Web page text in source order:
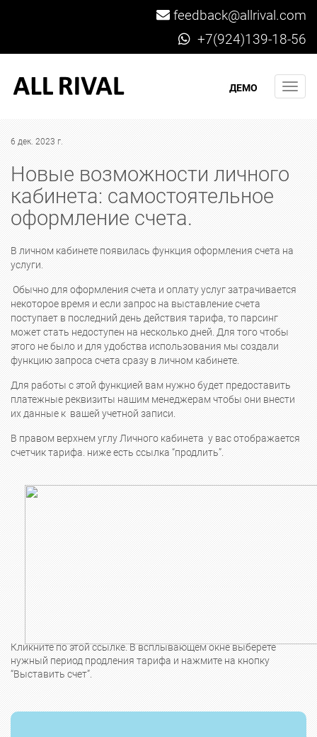
feedback@allrival.com
+7(924)139-18-56
ДЕМО
6 дек. 2023 г.
Новые возможности личного
кабинета: самостоятельное
оформление счета.
В личном кабинете появилась функция оформления счета на
услуги.
Обычно для оформления счета и оплату услуг затрачивается
некоторое время и если запрос на выставление счета
поступает в последний день действия тарифа, то парсинг
может стать недоступен на несколько дней. Для того чтобы
этого не было и для удобства использования мы создали
функцию запроса счета сразу в личном кабинете.
Для работы с этой функцией вам нужно будет предоставить
платежные реквизиты нашим менеджерам чтобы они внести
их данные к вашей учетной записи.
В правом верхнем углу Личного кабинета у вас отображается
счетчик тарифа. ниже есть ссылка “продлить”.
Кликните по этой ссылке. В всплывающем окне выберете
нужный период продления тарифа и нажмите на кнопку
“Выставить счет”.